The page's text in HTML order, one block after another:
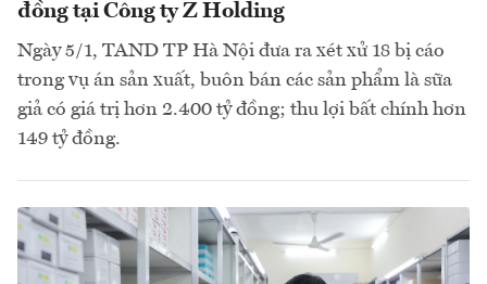
đồng tại Công ty Z Holding
Ngày 5/1, TAND TP Hà Nội đưa ra xét xử 18 bị cáo
trong vụ án sản xuất, buôn bán các sản phẩm là sữa
giả có giá trị hơn 2.400 tỷ đồng; thu lợi bất chính hơn
149 tỷ đồng.